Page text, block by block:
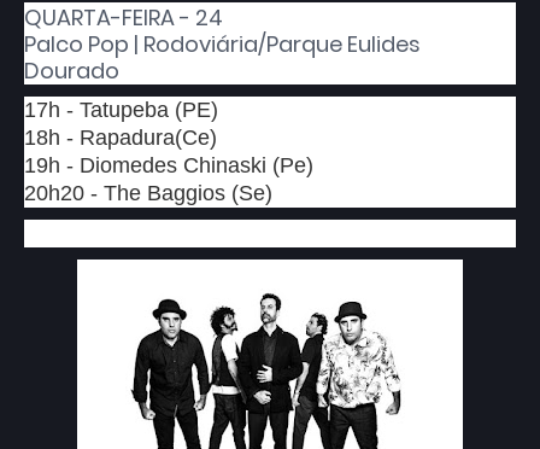
QUARTA-FEIRA - 24
Palco Pop | Rodoviária/Parque Eulides
Dourado
17h - Tatupeba (PE)
18h - Rapadura(Ce)
19h - Diomedes Chinaski (Pe)
20h20 - The Baggios (Se)